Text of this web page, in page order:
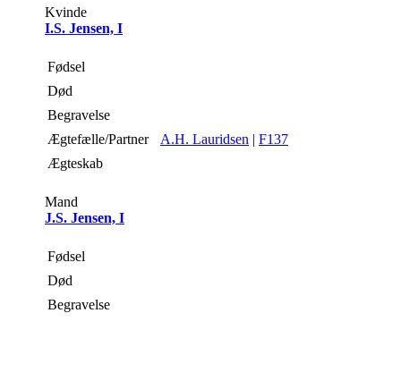
Kvinde
I.S. Jensen, I
Fødsel
Død
Begravelse
Ægtefælle/Partner
A.H. Lauridsen | F137
Ægteskab
Mand
J.S. Jensen, I
Fødsel
Død
Begravelse